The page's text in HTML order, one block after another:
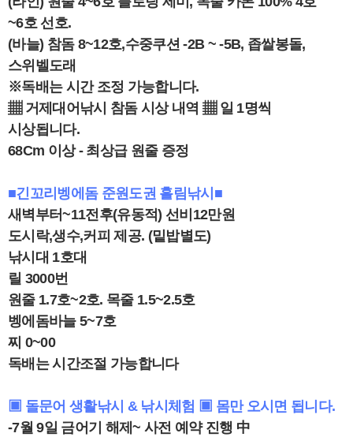
~6호 선호.
(바늘) 참돔 8~12호,수중쿠션 -2B ~ -5B, 좁쌀봉돌,
스위벨도래
※독배는 시간 조정 가능합니다.
▦ 거제대어낚시 참돔 시상 내역 ▦ 일 1명씩
시상됩니다.
68Cm 이상 - 최상급 원줄 증정
■긴꼬리벵에돔 준원도권 흘림낚시■
새벽부터~11전후(유동적) 선비12만원
도시락,생수,커피 제공. (밑밥별도)
낚시대 1호대
릴 3000번
원줄 1.7호~2호. 목줄 1.5~2.5호
벵에돔바늘 5~7호
찌 0~00
독배는 시간조절 가능합니다
▣ 돌문어 생활낚시 & 낚시체험 ▣ 몸만 오시면 됩니다.
-7월 9일 금어기 해제~ 사전 예약 진행 中